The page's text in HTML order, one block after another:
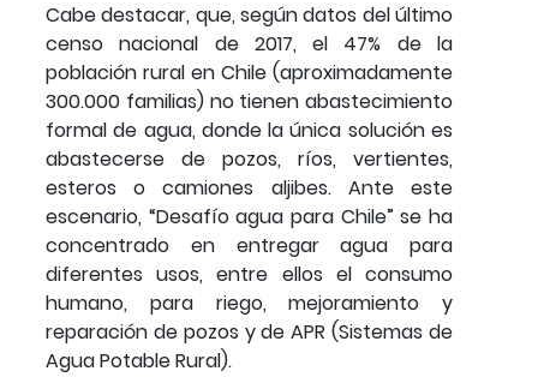
Cabe destacar, que, según datos del último
censo nacional de 2017, el 47% de la
población rural en Chile (aproximadamente
300.000 familias) no tienen abastecimiento
formal de agua, donde la única solución es
abastecerse de pozos, ríos, vertientes,
esteros o camiones aljibes. Ante este
escenario, “Desafío agua para Chile” se ha
concentrado en entregar agua para
diferentes usos, entre ellos el consumo
humano, para riego, mejoramiento y
reparación de pozos y de APR (Sistemas de
Agua Potable Rural).